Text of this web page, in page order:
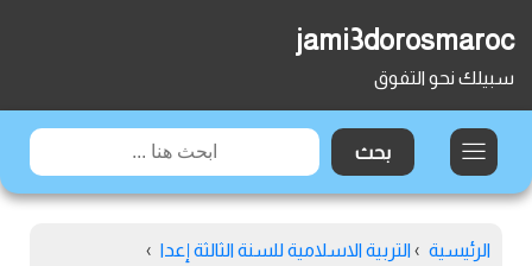
jami3dorosmaroc
سبيلك نحو التفوق
الرئيسية › التربية الاسلامية للسنة الثالثة إعدا ›